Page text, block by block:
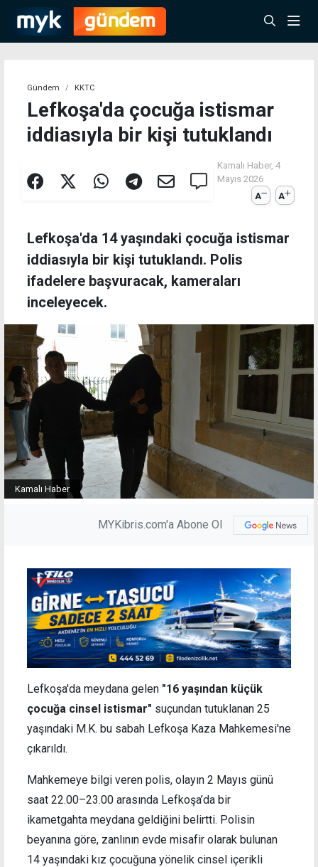
Gündem KKTC
Lefkoşa'da çocuğa istismar
iddiasıyla bir kişi tutuklandı
Kamalı Haber,4
Mayıs 2026
A
A
Lefkoşa'da 14 yaşındaki çocuğa istismar
iddiasıyla bir kişi tutuklandı. Polis
ifadelere başvuracak, kameraları
inceleyecek.
Kamalı Haber
MYKibris.com'a Abone Ol
Lefkoşa'da meydana gelen "16 yaşından küçük
çocuğa cinsel istismar" suçundan tutuklanan 25
yaşındaki M.K. bu sabah Lefkoşa Kaza Mahkemesi'ne
çıkarıldı.
Mahkemeye bilgi veren polis, olayın 2 Mayıs günü
saat 22.00–23.00 arasında Lefkoşa’da bir
ikametgahta meydana geldiğini belirtti. Polisin
beyanına göre, zanlının evde misafir olarak bulunan
14 yaşındaki kız çocuğuna yönelik cinsel içerikli